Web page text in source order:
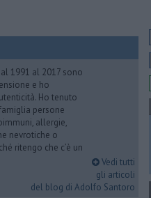
1991 al 2017 sono
e ho
Ho tenuto
persone
allergie,
nevrotiche o
ritengo che c’è un
Vedi tutti
gli articoli
del blog di Adolfo Santoro